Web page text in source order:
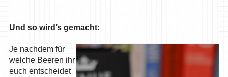
Und so wird’s gemacht:
Je nachdem für
welche Beeren ihr
euch entscheidet